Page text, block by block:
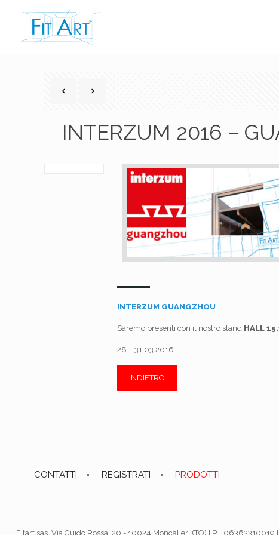
INTERZUM 2016 –
INTERZUM GUANGZHOU
Saremo presenti con il nostro stand HALL
28 – 31.03.2016
INDIETRO
CONTATTI REGISTRATI PRODOTTI
Fitart sas, Via Guido Rossa, 20 - 10024 Moncalieri (TO) | P.I. 06363310019